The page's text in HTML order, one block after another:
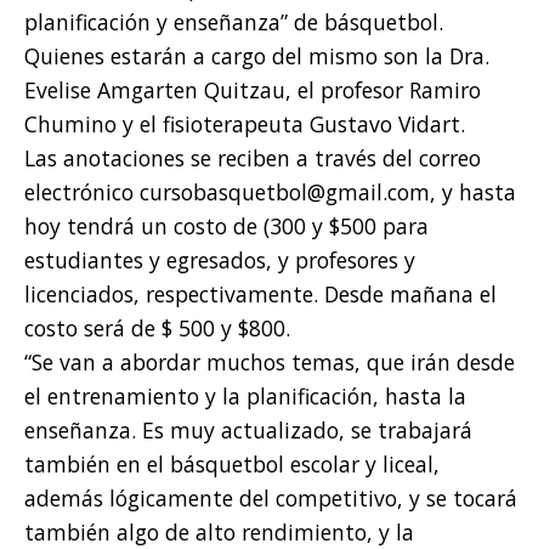
planificación y enseñanza” de básquetbol.
Quienes estarán a cargo del mismo son la Dra.
Evelise Amgarten Quitzau, el profesor Ramiro
Chumino y el fisioterapeuta Gustavo Vidart.
Las anotaciones se reciben a través del correo
electrónico cursobasquetbol@gmail.com, y hasta
hoy tendrá un costo de (300 y $500 para
estudiantes y egresados, y profesores y
licenciados, respectivamente. Desde mañana el
costo será de $ 500 y $800.
“Se van a abordar muchos temas, que irán desde
el entrenamiento y la planificación, hasta la
enseñanza. Es muy actualizado, se trabajará
también en el básquetbol escolar y liceal,
además lógicamente del competitivo, y se tocará
también algo de alto rendimiento, y la